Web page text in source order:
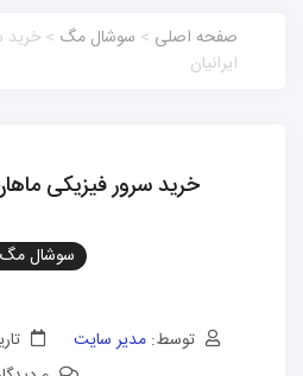
صفحه اصلی > سوشال مگ > خرید
ایرانیان
خرید سرور فیزیکی
سوشال مگ
توسط:مدیر سایت